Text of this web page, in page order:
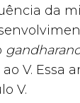
da
V. Essa
V.